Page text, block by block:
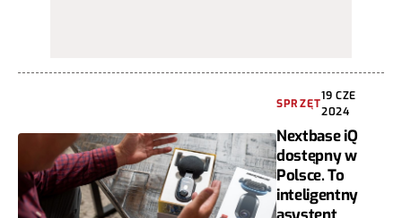
SPRZĘT
19 CZE
2024
Nextbase iQ
dostępny w
Polsce. To
inteligentny